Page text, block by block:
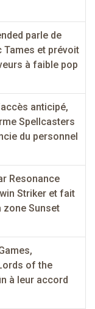
parle de
Tames et prévoit
à faible pop
anticipé,
Spellcasters
du personnel
Resonance
Striker et fait
zone Sunset
of the
à leur accord